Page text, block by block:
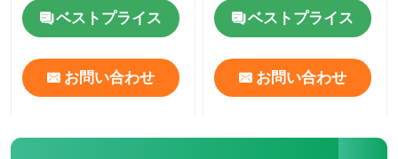
ベストプライス
お問い合わせ
ベストプライス
お問い合わせ